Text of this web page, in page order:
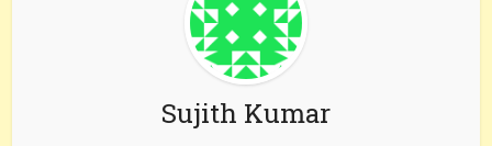
Sujith Kumar